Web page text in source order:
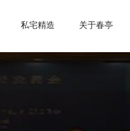
私宅精造 关于春亭